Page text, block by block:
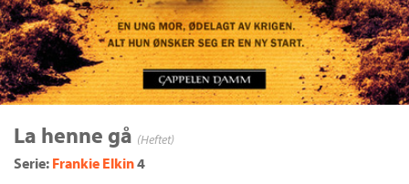
La henne gå (Heftet)
Serie: Frankie Elkin4